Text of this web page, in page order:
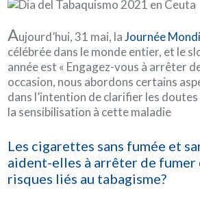
Aujourd’hui, 31 mai, laJournée
célébrée dans le monde entier, et le
année est « Engagez-vous à arrêter
occasion, nous abordons certains
dans l’intention de clarifier les
la sensibilisation à cette maladie
Les cigarettes sans fumée et
aident-elles à arrêter de fumer
risques liés au tabagisme?